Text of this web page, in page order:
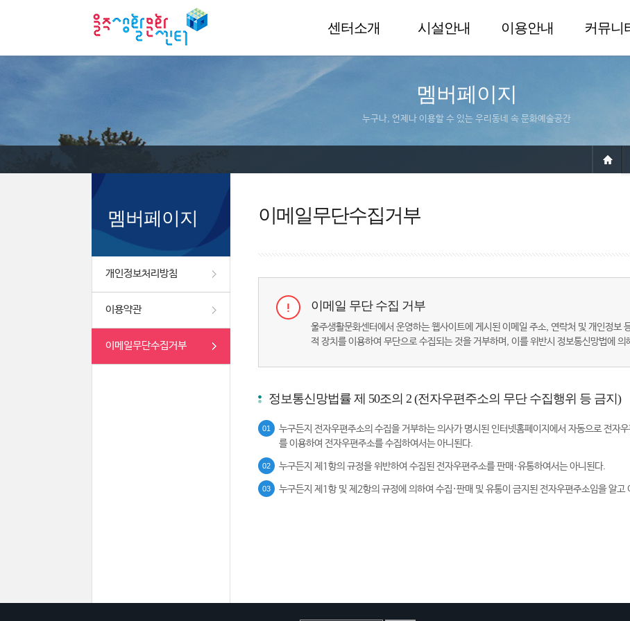
센터소개 시설안내 이용안내 커뮤니
멤버페이지
누구나, 언제나 이용할 수 있는 우리동네 속 문화예술공간
멤버페이지
개인정보처리방침
이용약관
이메일무단수집거부
이메일무단수집거부
이메일 무단 수집 거부
울주생활문화센터에서 운영하는 웹사이트에 게시된 이메일 주소, 연락처 및 개인정보
적 장치를 이용하여 무단으로 수집되는 것을 거부하며, 이를 위반시 정보통신망법에
정보통신망법률 제 50조의 2 (전자우편주소의 무단 수집행위 등 금지)
01
누구든지 전자우편주소의 수집을 거부하는 의사가 명시된 인터넷홈페이지에서 자동으로 전자
를 이용하여 전자우편주소를 수집하여서는 아니된다.
02 누구든지 제1항의 규정을 위반하여 수집된 전자우편주소를 판매·유통하여서는 아니된다.
03 누구든지 제1항 및 제2항의 규정에 의하여 수집·판매 및 유통이 금지된 전자우편주소임을 알